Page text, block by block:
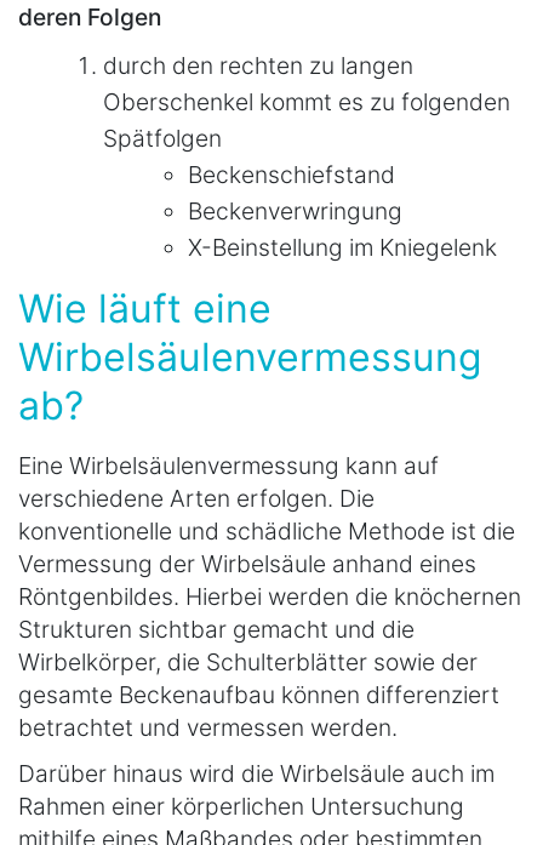
deren Folgen
durch den rechten zu langen
Oberschenkel kommt es zu folgenden
Spätfolgen
Beckenschiefstand
Beckenverwringung
X-Beinstellung im Kniegelenk
Wie läuft eine
Wirbelsäulenvermessung
ab?
Eine Wirbelsäulenvermessung kann auf
verschiedene Arten erfolgen. Die
konventionelle und schädliche Methode ist die
Vermessung der Wirbelsäule anhand eines
Röntgenbildes. Hierbei werden die knöchernen
Strukturen sichtbar gemacht und die
Wirbelkörper, die Schulterblätter sowie der
gesamte Beckenaufbau können differenziert
betrachtet und vermessen werden.
Darüber hinaus wird die Wirbelsäule auch im
Rahmen einer körperlichen Untersuchung